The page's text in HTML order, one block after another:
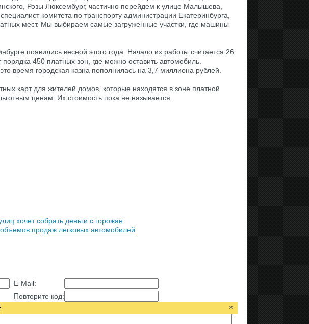
Розы Люксембург, частично перейдем к улице Малышева,
комитета по транспорту администрации Екатеринбурга,
мест. Мы выбираем самые загруженные участки, где машины
появились весной этого года. Начало их работы считается 26
450 платных зон, где можно оставить автомобиль.
время городская казна пополнилась на 3,7 миллиона рублей.
карт для жителей домов, которые находятся в зоне платной
ценам. Их стоимость пока не называется.
хочет собрать деньги с горожан
продаж легковых автомобилей
E-Mail:
Повторите код: